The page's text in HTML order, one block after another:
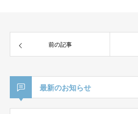
前の記事
最新のお知らせ